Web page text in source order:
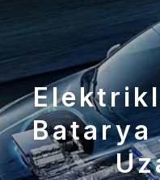
Batarya